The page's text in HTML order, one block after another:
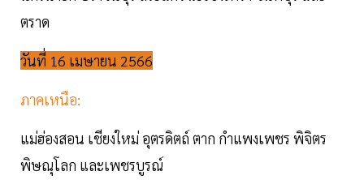
ตราด
วันที่ 16 เมษายน 2566
ภาคเหนือ:
แม่ฮ่องสอน เชียงใหม่ อุตรดิตถ์ ตาก กำแพงเพชร พิจิตร
พิษณุโลก และเพชรบูรณ์